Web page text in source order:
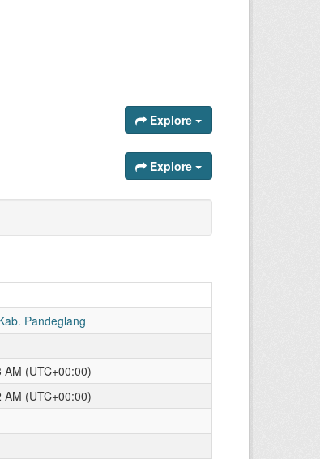
Explore
Explore
Pandeglang
(UTC+00:00)
(UTC+00:00)